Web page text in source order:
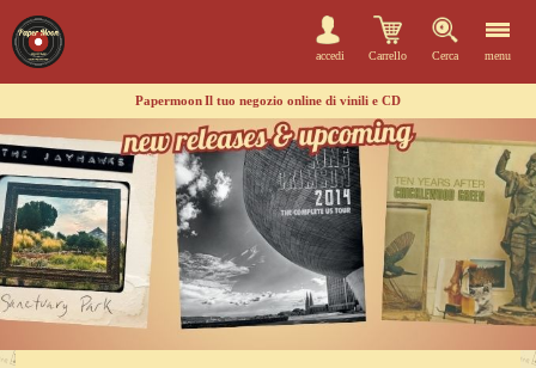
accedi Carrello Cerca menu
PapermoonIl tuo negozio online di vinili e CD